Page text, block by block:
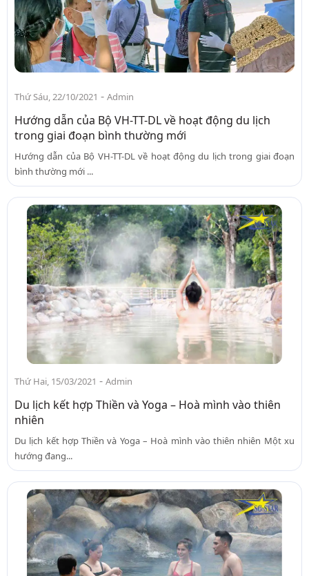
Thứ Sáu, 22/10/2021 - Admin
Hướng dẫn của Bộ VH-TT-DL về hoạt động du lịch
trong giai đoạn bình thường mới
Hướng dẫn của Bộ VH-TT-DL về hoạt động du lịch trong giai đoạn
bình thường mới ...
Thứ Hai, 15/03/2021 - Admin
Du lịch kết hợp Thiền và Yoga – Hoà mình vào thiên
nhiên
Du lịch kết hợp Thiền và Yoga – Hoà mình vào thiên nhiên Một xu
hướng đang...